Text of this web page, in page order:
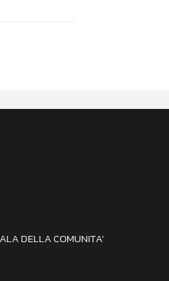
DELLA COMUNITA’